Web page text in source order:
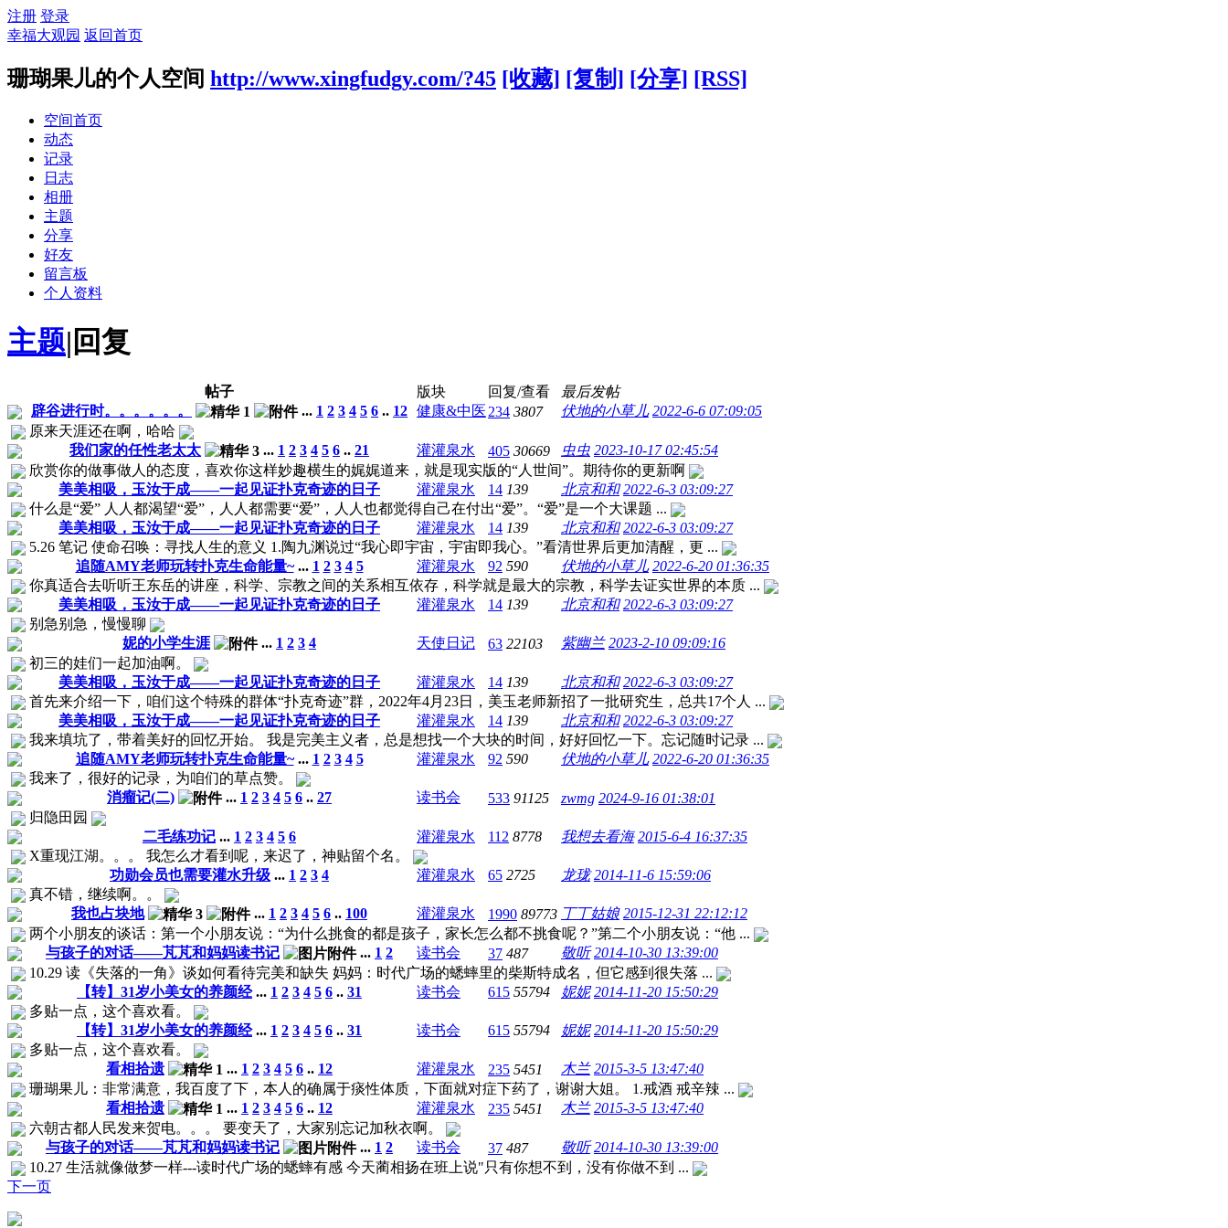
注册 登录
幸福大观园 返回首页
珊瑚果儿的个人空间 http://www.xingfudgy.com/?45 [收藏] [复制] [分享] [RSS]
空间首页
动态
记录
日志
相册
主题
分享
好友
留言板
个人资料
主题| 回复
帖子 版块 回复/查看
最后发帖
辟谷进行时。。。。。。
... 1 2 3 4 5 6 .. 12 健康&中医 234 3807 伏地的小草儿 2022-6-6 07:09:05
原来天涯还在啊，哈哈
我们家的任性老太太
... 1 2 3 4 5 6 .. 21 灌灌泉水 405 30669 虫虫 2023-10-17 02:45:54
欣赏你的做事做人的态度，喜欢你这样妙趣横生的娓娓道来，就是现实版的“人世间”。期待你的更新啊
美美相吸，玉汝于成——一起见证扑克奇迹的日子
灌灌泉水 14 139 北京和和 2022-6-3 03:09:27
什么是“爱” 人人都渴望“爱”，人人都需要“爱”，人人也都觉得自己在付出“爱”。“爱”是一个大课题 ...
美美相吸，玉汝于成——一起见证扑克奇迹的日子
灌灌泉水 14 139 北京和和 2022-6-3 03:09:27
5.26 笔记 使命召唤：寻找人生的意义 1.陶九渊说过“我心即宇宙，宇宙即我心。”看清世界后更加清醒，更 ...
追随AMY老师玩转扑克生命能量~ ... 1 2 3 4 5 灌灌泉水 92 590 伏地的小草儿 2022-6-20 01:36:35
你真适合去听听王东岳的讲座，科学、宗教之间的关系相互依存，科学就是最大的宗教，科学去证实世界的本质 ...
美美相吸，玉汝于成——一起见证扑克奇迹的日子
灌灌泉水 14 139 北京和和 2022-6-3 03:09:27
别急别急，慢慢聊
妮的小学生涯
... 1 2 3 4 天使日记 63 22103 紫幽兰 2023-2-10 09:09:16
初三的娃们一起加油啊。
美美相吸，玉汝于成——一起见证扑克奇迹的日子
灌灌泉水 14 139 北京和和 2022-6-3 03:09:27
首先来介绍一下，咱们这个特殊的群体“扑克奇迹”群，2022年4月23日，美玉老师新招了一批研究生，总共17个人 ...
美美相吸，玉汝于成——一起见证扑克奇迹的日子
灌灌泉水 14 139 北京和和 2022-6-3 03:09:27
我来填坑了，带着美好的回忆开始。 我是完美主义者，总是想找一个大块的时间，好好回忆一下。忘记随时记录 ...
追随AMY老师玩转扑克生命能量~ ... 1 2 3 4 5 灌灌泉水 92 590 伏地的小草儿 2022-6-20 01:36:35
我来了，很好的记录，为咱们的草点赞。
消瘤记(二)
... 1 2 3 4 5 6 .. 27 读书会 533 91125 zwmg 2024-9-16 01:38:01
归隐田园
二毛练功记 ... 1 2 3 4 5 6 灌灌泉水 112 8778 我想去看海 2015-6-4 16:37:35
X重现江湖。。。 我怎么才看到呢，来迟了，神贴留个名。
功勋会员也需要灌水升级 ... 1 2 3 4 灌灌泉水 65 2725 龙珑 2014-11-6 15:59:06
真不错，继续啊。。
我也占块地
... 1 2 3 4 5 6 .. 100 灌灌泉水 1990 89773 丁丁姑娘 2015-12-31 22:12:12
两个小朋友的谈话：第一个小朋友说：“为什么挑食的都是孩子，家长怎么都不挑食呢？”第二个小朋友说：“他 ...
与孩子的对话——芃芃和妈妈读书记
... 1 2 读书会 37 487 敬听 2014-10-30 13:39:00
10.29 读《失落的一角》谈如何看待完美和缺失 妈妈：时代广场的蟋蟀里的柴斯特成名，但它感到很失落 ...
【转】31岁小美女的养颜经 ... 1 2 3 4 5 6 .. 31 读书会 615 55794 妮妮 2014-11-20 15:50:29
多贴一点，这个喜欢看。
【转】31岁小美女的养颜经 ... 1 2 3 4 5 6 .. 31 读书会 615 55794 妮妮 2014-11-20 15:50:29
多贴一点，这个喜欢看。
看相拾遗
... 1 2 3 4 5 6 .. 12 灌灌泉水 235 5451 木兰 2015-3-5 13:47:40
珊瑚果儿：非常满意，我百度了下，本人的确属于痰性体质，下面就对症下药了，谢谢大姐。 1.戒酒 戒辛辣 ...
看相拾遗
... 1 2 3 4 5 6 .. 12 灌灌泉水 235 5451 木兰 2015-3-5 13:47:40
六朝古都人民发来贺电。。。 要变天了，大家别忘记加秋衣啊。
与孩子的对话——芃芃和妈妈读书记
... 1 2 读书会 37 487 敬听 2014-10-30 13:39:00
10.27 生活就像做梦一样---读时代广场的蟋蟀有感 今天蔺相扬在班上说"只有你想不到，没有你做不到 ...
下一页